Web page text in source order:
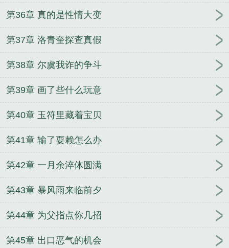
第36章 真的是性情大变
第37章 洛青奎探查真假
第38章 尔虞我诈的争斗
第39章 画了些什么玩意
第40章 玉符里藏着宝贝
第41章 输了耍赖怎么办
第42章 一月余淬体圆满
第43章 暴风雨来临前夕
第44章 为父指点你几招
第45章 出口恶气的机会